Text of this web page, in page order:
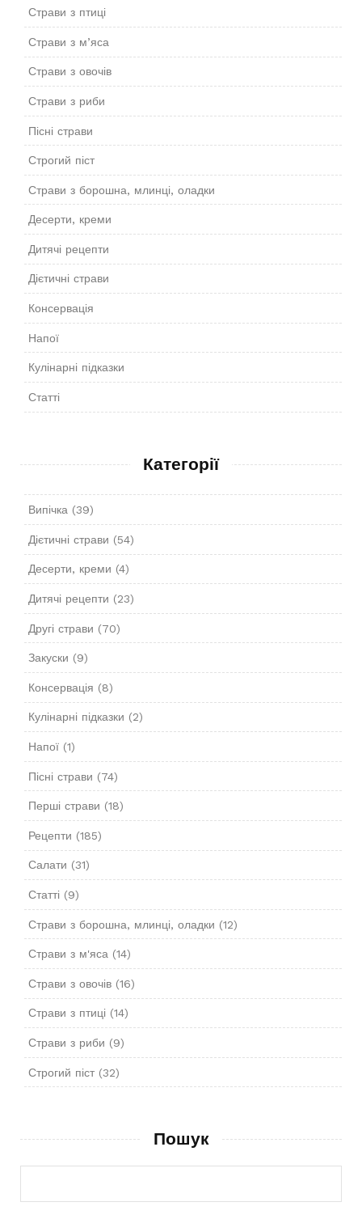
Страви з птиці
Страви з м’яса
Страви з овочів
Страви з риби
Пісні страви
Строгий піст
Страви з борошна, млинці, оладки
Десерти, креми
Дитячі рецепти
Дієтичні страви
Консервація
Напої
Кулінарні підказки
Статті
Категорії
Випічка(39)
Дієтичні страви (54)
Десерти, креми (4)
Дитячі рецепти (23)
Другі страви (70)
Закуски (9)
Консервація (8)
Кулінарні підказки (2)
Напої(1)
Пісні страви (74)
Перші страви (18)
Рецепти (185)
Салати (31)
Статті (9)
Страви з борошна, млинці, оладки (12)
Страви з м'яса (14)
Страви з овочів(16)
Страви з птиці (14)
Страви з риби (9)
Строгий піст(32)
Пошук